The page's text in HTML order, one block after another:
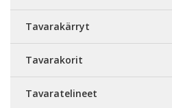
Tavarakärryt
Tavarakorit
Tavaratelineet